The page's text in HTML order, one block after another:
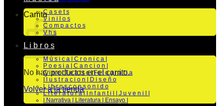
Carrito
No hay productos en el carrito.
Volver a la tienda
C a s e t s
V i n i l o s
C o m p a c t o s
V h s
L i b r o s
M ú s i c a | C r o n i c a |
P o e s i a | C a n c i o n |
C i n e | T e a t r o | Fo t o g r a f i a
I l u s t r a c i o n | D i s e ñ o
L i b r o s c o n s o n i d o
L i t e r a t u r a | I n f a n t i l | J u v e n i l |
| Narrativa | Literatura | Ensayo |